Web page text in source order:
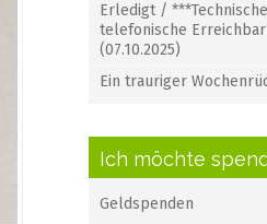
Erledigt /
telefonische
(07.10.2025)
Ein trauriger
Ich möchte
Geldspenden